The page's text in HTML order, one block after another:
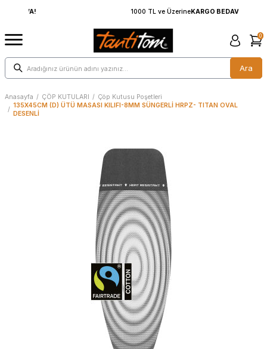
1000 TL ve ÜzerineKARGO BEDAVA!
Ara
0
Anasayfa / ÇÖP KUTULARI / Çöp Kutusu Poşetleri
/
135X45CM (D) ÜTÜ MASASI KILIFI-8MM SÜNGERLİ HRPZ- TITAN OVAL
DESENLİ